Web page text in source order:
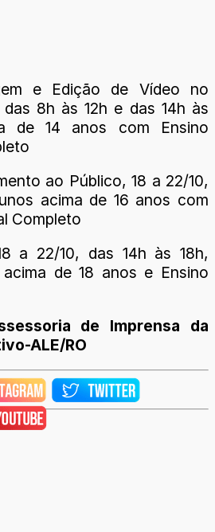
e Edição de Vídeo no
das 8h às 12h e das 14h às
de 14 anos com Ensino
ao Público, 18 a 22/10,
acima de 16 anos com
Completo
a 22/10, das 14h às 18h,
de 18 anos e Ensino
de Imprensa da
ALE/RO